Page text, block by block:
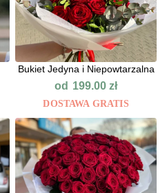
Bukiet Jedyna i Niepowtarzalna
od 199.00zł
DOSTAWA GRATIS